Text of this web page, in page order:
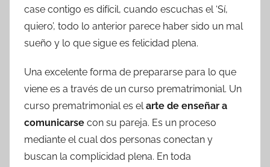
case contigo es difícil, cuando escuchas el ‘Sí,
quiero’, todo lo anterior parece haber sido un mal
sueño y lo que sigue es felicidad plena.
Una excelente forma de prepararse para lo que
viene es a través de un curso prematrimonial. Un
curso prematrimonial es elarte de enseñar a
comunicarse con su pareja. Es un proceso
mediante el cual dos personas conectan y
buscan la complicidad plena. En toda